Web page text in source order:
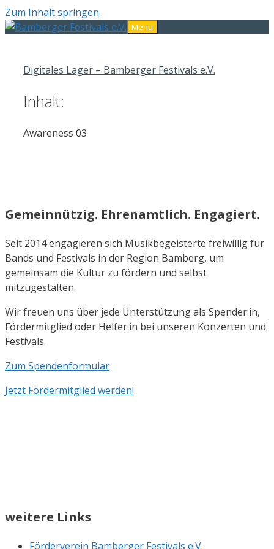
Zum Inhalt springen
Menü
Digitales Lager – Bamberger Festivals e.V.
Inhalt:
Awareness 03
Gemeinnützig. Ehrenamtlich. Engagiert.
Seit 2014 engagieren sich Musikbegeisterte freiwillig für
Bands und Festivals in der Region Bamberg, um
gemeinsam die Kultur zu fördern und selbst
mitzugestalten.
Wir freuen uns über jede Unterstützung als Spender:in,
Fördermitglied oder Helfer:in bei unseren Konzerten und
Festivals.
Zum Spendenformular
Jetzt Fördermitglied werden!
weitere Links
Förderverein Bamberger Festivals e.V.